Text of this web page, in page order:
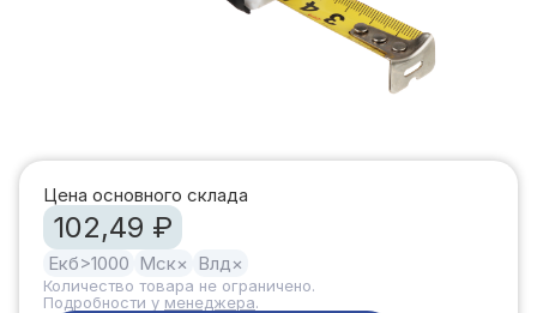
Цена основного склада
102,49 ₽
Екб>1000 Мск× Влд ×
Количество товара не ограничено.
Подробности у менеджера.